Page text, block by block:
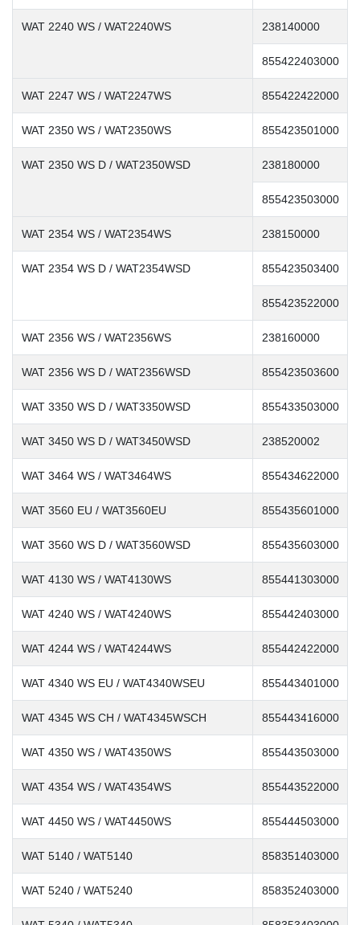
WAT 2240 WS / WAT2240WS 238140000
855422403000
WAT 2247 WS / WAT2247WS 855422422000
WAT 2350 WS / WAT2350WS 855423501000
WAT 2350 WS D / WAT2350WSD 238180000
855423503000
WAT 2354 WS / WAT2354WS 238150000
WAT 2354 WS D / WAT2354WSD 855423503400
855423522000
WAT 2356 WS / WAT2356WS 238160000
WAT 2356 WS D / WAT2356WSD 855423503600
WAT 3350 WS D / WAT3350WSD 855433503000
WAT 3450 WS D / WAT3450WSD 238520002
WAT 3464 WS / WAT3464WS 855434622000
WAT 3560 EU / WAT3560EU 855435601000
WAT 3560 WS D / WAT3560WSD 855435603000
WAT 4130 WS / WAT4130WS 855441303000
WAT 4240 WS / WAT4240WS 855442403000
WAT 4244 WS / WAT4244WS 855442422000
WAT 4340 WS EU / WAT4340WSEU 855443401000
WAT 4345 WS CH / WAT4345WSCH 855443416000
WAT 4350 WS / WAT4350WS 855443503000
WAT 4354 WS / WAT4354WS 855443522000
WAT 4450 WS / WAT4450WS 855444503000
WAT 5140 / WAT5140 858351403000
WAT 5240 / WAT5240 858352403000